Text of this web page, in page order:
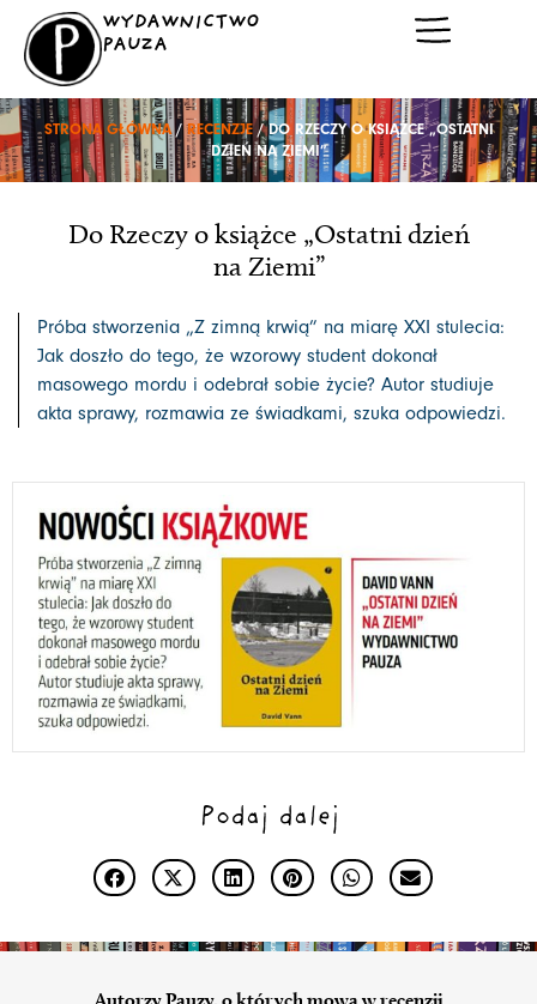
Przejdź
treści
WYDAWNICTWO
PAUZA
STRONA GŁÓWNA/RECENZJE/ DO RZECZY O KSIĄŻCE „OSTATNI
DZIEŃ NA ZIEMI”
Do Rzeczy o książce „Ostatni dzień
na Ziemi”
Próba stworzenia „Z zimną krwią” na miarę XXI stulecia:
Jak doszło do tego, że wzorowy student dokonał
masowego mordu i odebrał sobie życie? Autor studiuje
akta sprawy, rozmawia ze świadkami, szuka odpowiedzi.
Podaj dalej